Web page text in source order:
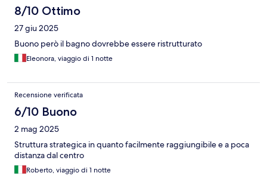
8/10 Ottimo
27 giu 2025
Buono però il bagno dovrebbe essere ristrutturato
Eleonora, viaggio di 1 notte
Recensione verificata
6/10 Buono
2 mag 2025
Struttura strategica in quanto facilmente raggiungibile e a poca
distanza dal centro
Roberto, viaggio di 1 notte